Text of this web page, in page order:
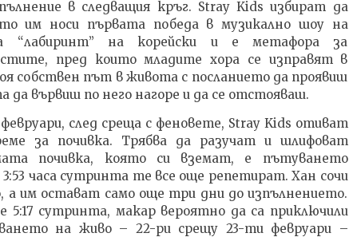
в следващия кръг. Stray Kids избират да
им носи първата победа в музикално шоу на
“лабиринт” на корейски и е метафора за
пред които младите хора се изправят в
собствен път в живота с посланието да проявиш
вървиш по него нагоре и да се отстояваш.
след среща с феновете, Stray Kids отиват
за почивка. Трябва да разучат и шлифоват
почивка, която си вземат, е пътуването
часа сутринта те все още репетират. Хан сочи
а им остават само още три дни до изпълнението.
5:17 сутринта, макар вероятно да са приключили
на живо – 22-ри срещу 23-ти февруари –